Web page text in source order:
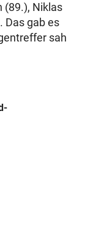
(89.), Niklas
Das gab es
sah